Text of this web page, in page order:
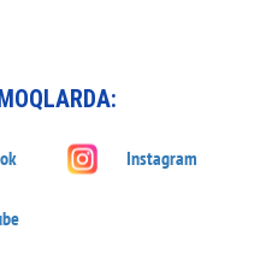
Instagram